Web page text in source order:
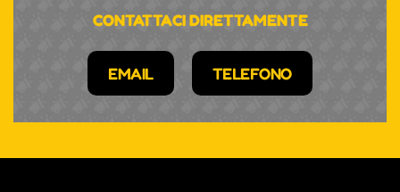
CONTATTACI DIRETTAMENTE
EMAIL TELEFONO